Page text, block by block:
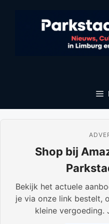
Shop bij
Bekijk het actuele
je via onze link bestelt,
kleine vergoeding.